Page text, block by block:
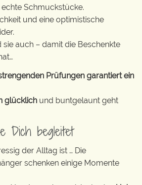
Schmuckstücke.
und eine optimistische
auch – damit die Beschenkte
Prüfungen garantiert ein
glücklich und buntgelaunt geht
Dich begleitet
der Alltag ist … Die
schenken einige Momente